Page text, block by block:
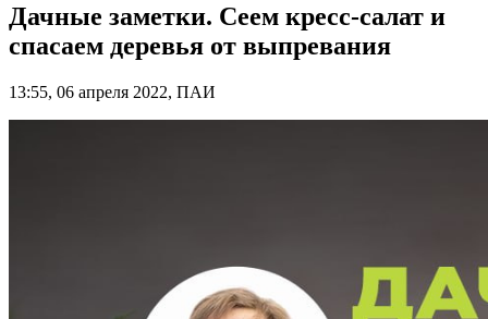
Дачные заметки. Сеем кресс-салат и
спасаем деревья от выпревания
13:55, 06 апреля 2022, ПАИ